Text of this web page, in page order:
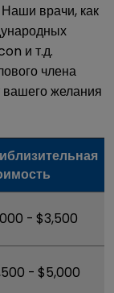
врачи, как
и т.д.
члена
вашего желания
- $3,500
- $5,000